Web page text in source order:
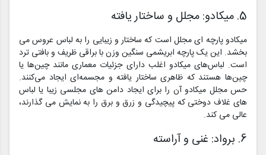
5. میکادو: مجلل و ساختار یافته
میکادو پارچه ای مجلل است که ساختار و زیبایی را به لباس عروس می
بخشد. این یک پارچه ابریشمی سنگین وزن با براقی ظریف و بافتی ترد
است. لباس‌های میکادو اغلب دارای جزئیات معماری مانند چین‌ها یا
چین‌ها هستند که ظاهری ساختار یافته و مجسمه‌ای ایجاد می‌کنند.
حس مجلل میکادو آن را برای ایجاد دامن های مجلسی زیبا یا لباس
های غلاف دوختی که پیچیدگی و زرق و برق را به نمایش می گذارند،
عالی می کند.
6. برواد: غنی و آراسته